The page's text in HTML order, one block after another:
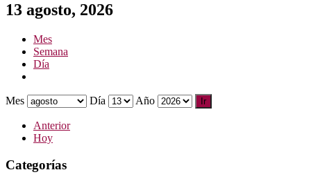
13 agosto, 2026
Mes
Semana
Día
Mes Día Año
Anterior
Hoy
Categorías